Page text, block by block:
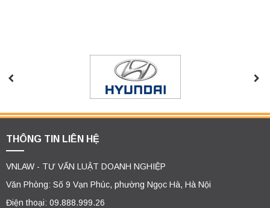
THÔNG TIN LIÊN HỆ
VNLAW - TƯ VẤN LUẬT DOANH NGHIỆP
Văn Phòng: Số 9 Vạn Phúc, phường Ngọc Hà, Hà Nội
Điện thoại: 09.888.999.26